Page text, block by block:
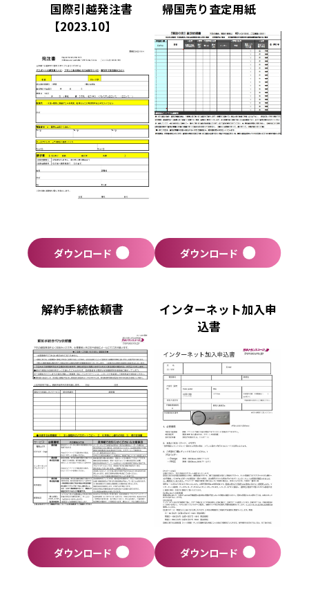
国際引越発注書
【2023.10】
ダウンロード
帰国売り査定用紙
ダウンロード
解約手続依頼書
ダウンロード
インターネット加入申
込書
ダウンロード